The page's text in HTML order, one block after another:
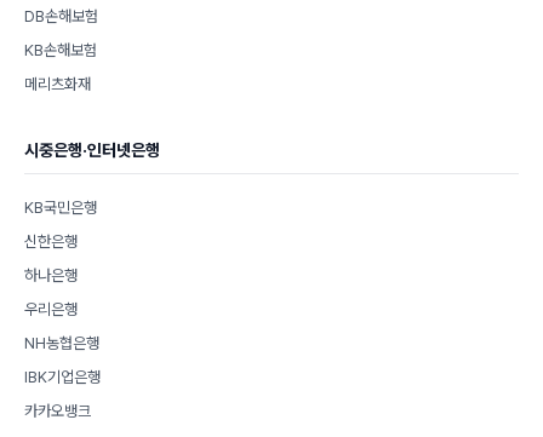
DB손해보험
KB손해보험
메리츠화재
시중은행·인터넷은행
KB국민은행
신한은행
하나은행
우리은행
NH농협은행
IBK기업은행
카카오뱅크